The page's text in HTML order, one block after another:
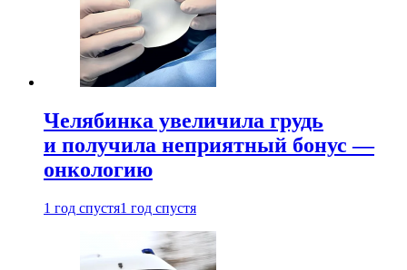
Челябинка увеличила грудь
и получила неприятный бонус —
онкологию
1 год спустя1 год спустя